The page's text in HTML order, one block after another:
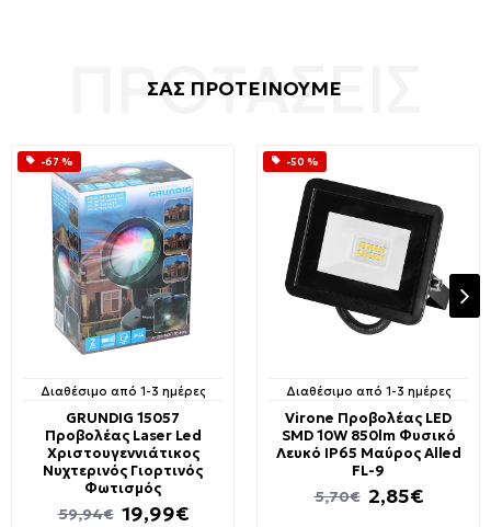
ΣΑΣ ΠΡΟΤΕΙΝΟΥΜΕ
-67 %
Διαθέσιμο από 1-3 ημέρες
GRUNDIG 15057
Προβολέας Laser Led
Χριστουγεννιάτικος
Νυχτερινός Γιορτινός
Φωτισμός
19,99€
59,94€
-50 %
Διαθέσιμο από 1-3 ημέρες
Virone Προβολέας LED
SMD 10W 850lm Φυσικό
Λευκό IP65 Μαύρος Alled
FL-9
2,85€
5,70€